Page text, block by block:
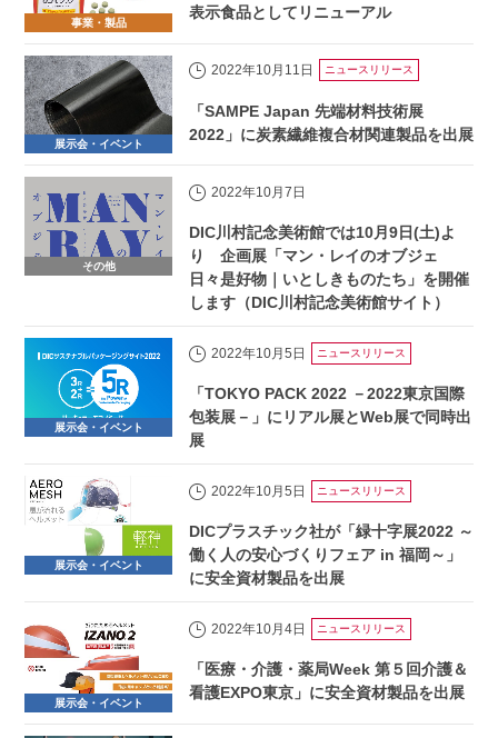
事業・製品
表示食品としてリニューアル
展示会・イベント
2022年10月11日 ニュースリリース
「SAMPE Japan 先端材料技術展
2022」に炭素繊維複合材関連製品を出展
その他
2022年10月7日
DIC川村記念美術館では10月9日(土)よ
り 企画展「マン・レイのオブジェ
日々是好物｜いとしきものたち」を開催
します（DIC川村記念美術館サイト）
展示会・イベント
2022年10月5日 ニュースリリース
「TOKYO PACK 2022 －2022東京国際
包装展－」にリアル展とWeb展で同時出
展
展示会・イベント
2022年10月5日 ニュースリリース
DICプラスチック社が「緑十字展2022 ～
働く人の安心づくりフェア in 福岡～」
に安全資材製品を出展
展示会・イベント
2022年10月4日 ニュースリリース
「医療・介護・薬局Week 第５回介護＆
看護EXPO東京」に安全資材製品を出展